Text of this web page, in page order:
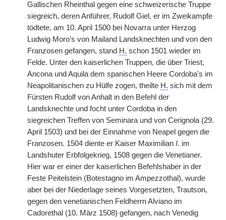
Gallischen Rheinthal gegen eine schweizerische Truppe
siegreich, deren Anführer, Rudolf Giel, er im Zweikampfe
tödtete, am 10. April 1500 bei Novarra unter Herzog
Ludwig Moro's von Mailand Landsknechten und von den
Franzosen gefangen, stand H. schon 1501 wieder im
Felde. Unter den kaiserlichen Truppen, die über Triest,
Ancona und Aquila dem spanischen Heere Cordoba's im
Neapolitanischen zu Hülfe zogen, theilte H. sich mit dem
Fürsten Rudolf von Anhalt in den Befehl der
Landsknechte und focht unter Cordoba in den
siegreichen Treffen von Seminara und von Cerignola (29.
April 1503) und bei der Einnahme von Neapel gegen die
Franzosen. 1504 diente er Kaiser Maximilian I. im
Landshuter Erbfolgekrieg, 1508 gegen die Venetianer.
Hier war er einer der kaiserlichen Befehlshaber in der
Feste Peitelstein (Botestagno im Ampezzothal), wurde
aber bei der Niederlage seines Vorgesetzten, Trautson,
gegen den venetianischen Feldherrn Alviano im
Cadorethal (10. März 1508) gefangen, nach Venedig